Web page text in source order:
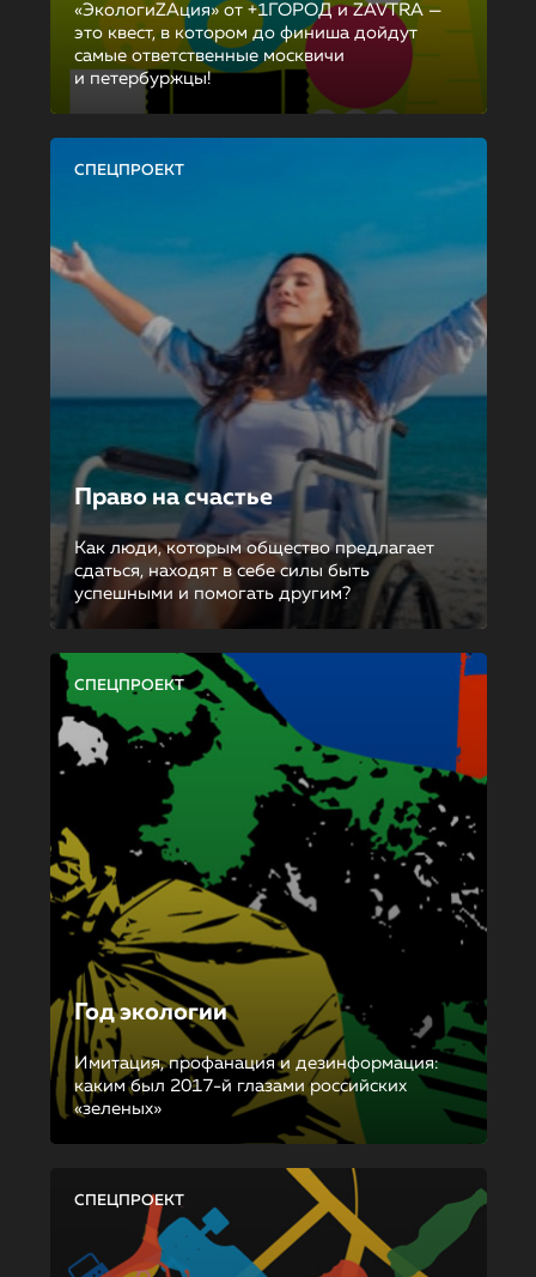
«ЭкологиZAция» от +1ГОРОД и ZAVTRA —
это квест, в котором до финиша дойдут
самые ответственные москвичи
и петербуржцы!
СПЕЦПРОЕКТ
Право на счастье
Как люди, которым общество предлагает
сдаться, находят в себе силы быть
успешными и помогать другим?
СПЕЦПРОЕКТ
Год экологии
Имитация, профанация и дезинформация:
каким был 2017-й глазами российских
«зеленых»
СПЕЦПРОЕКТ